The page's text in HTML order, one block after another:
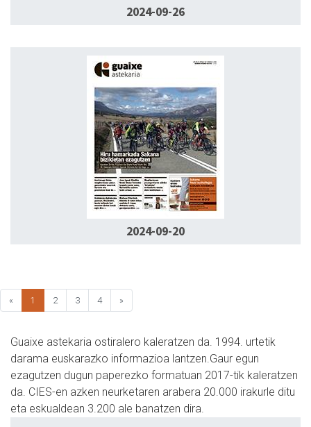
2024-09-26
2024-09-20
« 1 2 3 4 »
Guaixe astekaria ostiralero kaleratzen da. 1994. urtetik
darama euskarazko informazioa lantzen.Gaur egun
ezagutzen dugun paperezko formatuan 2017-tik kaleratzen
da. CIES-en azken neurketaren arabera 20.000 irakurle ditu
eta eskualdean 3.200 ale banatzen dira.